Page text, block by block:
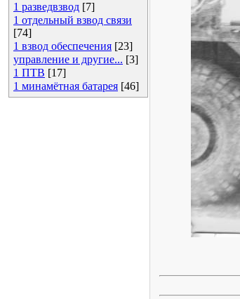
1 разведвзвод [7]
1 отдельный взвод связи
[74]
1 взвод обеспечения [23]
управление и другие... [3]
1 ПТВ [17]
1 минамётная батарея [46]